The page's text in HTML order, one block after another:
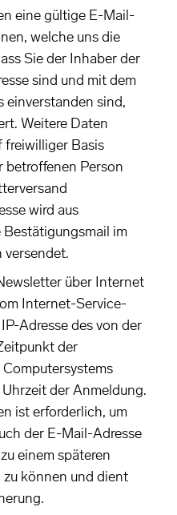
eine gültige E-Mail-
welche uns die
Sie der Inhaber der
sind und mit dem
einverstanden sind,
Weitere Daten
freiwilliger Basis
betroffenen Person
wird aus
im
über Internet
Internet-Service-
Adresse des von der
der
der Anmeldung.
ist erforderlich, um
der E-Mail-Adresse
einem späteren
können und dient